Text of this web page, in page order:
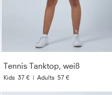
Tennis Tanktop, weiß
Kids 37 € | Adults 57 €